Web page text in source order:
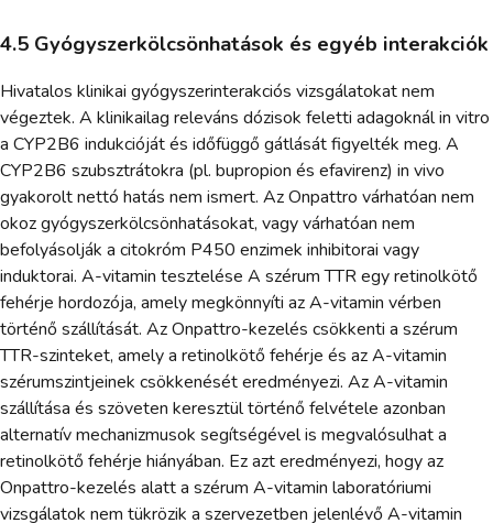
4.5 Gyógyszerkölcsönhatások és egyéb interakciók
Hivatalos klinikai gyógyszerinterakciós vizsgálatokat nem
végeztek. A klinikailag releváns dózisok feletti adagoknál in vitro
a CYP2B6 indukcióját és időfüggő gátlását figyelték meg. A
CYP2B6 szubsztrátokra (pl. bupropion és efavirenz) in vivo
gyakorolt nettó hatás nem ismert. Az Onpattro várhatóan nem
okoz gyógyszerkölcsönhatásokat, vagy várhatóan nem
befolyásolják a citokróm P450 enzimek inhibitorai vagy
induktorai. A-vitamin tesztelése A szérum TTR egy retinolkötő
fehérje hordozója, amely megkönnyíti az A-vitamin vérben
történő szállítását. Az Onpattro-kezelés csökkenti a szérum
TTR-szinteket, amely a retinolkötő fehérje és az A-vitamin
szérumszintjeinek csökkenését eredményezi. Az A-vitamin
szállítása és szöveten keresztül történő felvétele azonban
alternatív mechanizmusok segítségével is megvalósulhat a
retinolkötő fehérje hiányában. Ez azt eredményezi, hogy az
Onpattro-kezelés alatt a szérum A-vitamin laboratóriumi
vizsgálatok nem tükrözik a szervezetben jelenlévő A-vitamin